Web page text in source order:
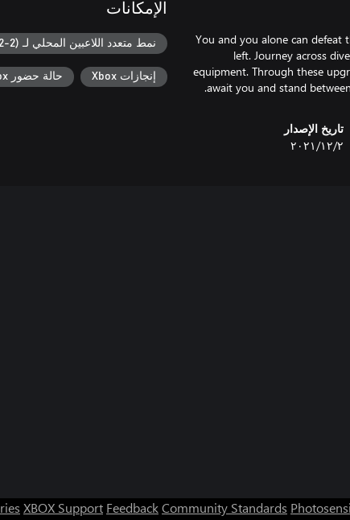
You and you alone can
left. Journey across
equipment. Through these
await you and stand
تاريخ الإصدار
٢‏/١٢‏/٢٠٢١
الإمكانات
نمط متعدد اللاعبين المحلي لـ Xbox (2-2)
إنجازات Xbox حالة حضور Xbox
XBOX Support FeedbackCommunity Standards